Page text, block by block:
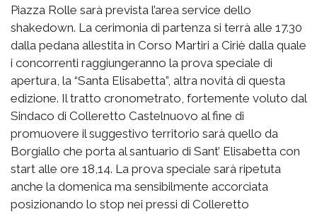
Piazza Rolle sarà prevista l’area service dello
shakedown. La cerimonia di partenza si terrà alle 17.30
dalla pedana allestita in Corso Martiri a Ciriè dalla quale
i concorrenti raggiungeranno la prova speciale di
apertura, la “Santa Elisabetta”, altra novità di questa
edizione. Il tratto cronometrato, fortemente voluto dal
Sindaco di Colleretto Castelnuovo al fine di
promuovere il suggestivo territorio sarà quello da
Borgiallo che porta al santuario di Sant’ Elisabetta con
start alle ore 18,14. La prova speciale sarà ripetuta
anche la domenica ma sensibilmente accorciata
posizionando lo stop nei pressi di Colleretto